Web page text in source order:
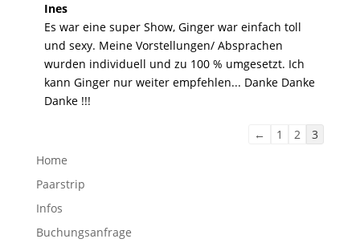
Ines
Es war eine super Show, Ginger war einfach toll
und sexy. Meine Vorstellungen/ Absprachen
wurden individuell und zu 100 % umgesetzt. Ich
kann Ginger nur weiter empfehlen... Danke Danke
Danke !!!
Navigation
← 1 2
3
Home
Paarstrip
Infos
Buchungsanfrage